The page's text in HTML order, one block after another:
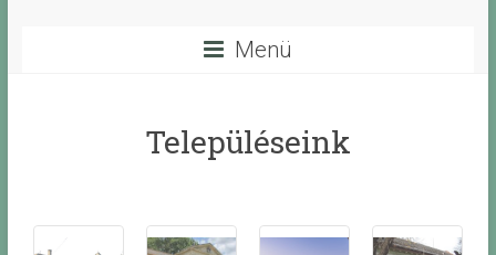
Menü
Településeink